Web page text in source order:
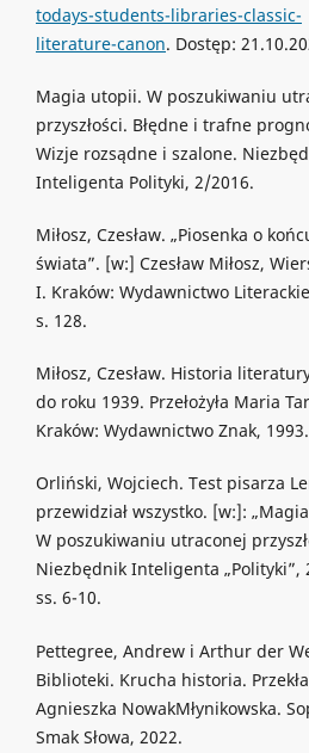
todays-students-libraries-classic-
literature-canon. Dostęp:
Magia utopii. W poszukiwaniu
przyszłości. Błędne i trafne
Wizje rozsądne i szalone.
Inteligenta Polityki, 2/2016.
Miłosz, Czesław. „Piosenka o
świata”. [w:] Czesław Miłosz,
I. Kraków: Wydawnictwo
s. 128.
Miłosz, Czesław. Historia
do roku 1939. Przełożyła Maria
Kraków: Wydawnictwo Znak, 1993.
Orliński, Wojciech. Test pisarza
przewidział wszystko. [w:]:
W poszukiwaniu utraconej
Niezbędnik Inteligenta „Polityki”,
ss. 6-10.
Pettegree, Andrew i Arthur der
Biblioteki. Krucha historia.
Agnieszka NowakMłynikowska.
Smak Słowa, 2022.